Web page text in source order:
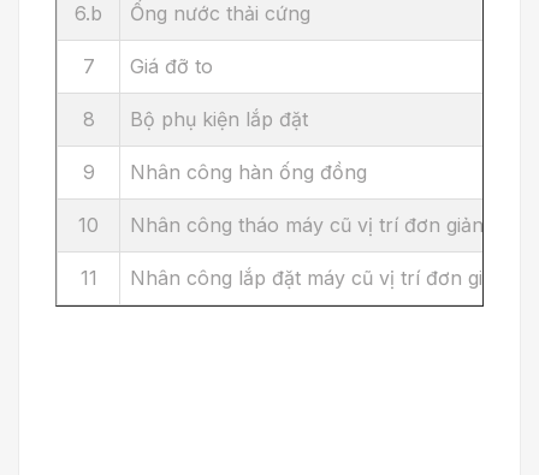
6.b Ống nước thải cứng
7 Giá đỡ to
8 Bộ phụ kiện lắp đặt
9 Nhân công hàn ống đồng
10 Nhân công tháo máy cũ vị trí đơn giản
11 Nhân công lắp đặt máy cũ vị trí đơn giản